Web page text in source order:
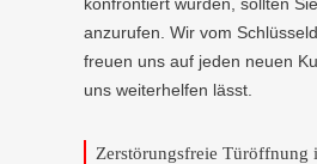
anzurufen. Wir vom
freuen uns auf jeden neuen
uns weiterhelfen lässt.
Zerstörungsfreie Türöffnung